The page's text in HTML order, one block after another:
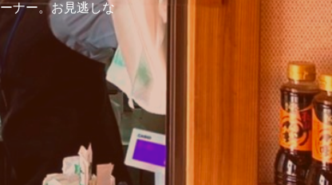
ナー。お見逃しな